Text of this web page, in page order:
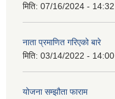
मिति: 07/16/2024 - 14:32
नाता प्रमाणित गरिएको बारे
मिति: 03/14/2022 - 14:00
योजना सम्झौता फाराम